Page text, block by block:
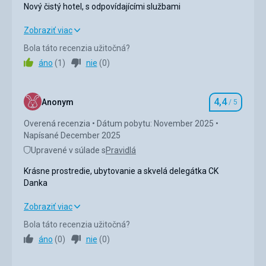
Nový čistý hotel, s odpovídajícími službami
Nový čistý hotel, s odpovídajícími službami
Strava
Okolie 5,0/ 5
Služby
Cena
Pláž
lehátek, ráno a večer čistili pláž a vodu u břehu, dokonalé
Strava
Celkově pestrá rozmanitá strava, dostačující výběr a
Zobraziť viac
Bola táto recenzia užitočná?
áno (1 ) nie (0)
Anonym Hodnotenie
4,4/ 5
Overená recenzia
Dátum pobytu: November 2025
Napísané December 2025
Upravené v súlade sPravidlá
Krásne prostredie, ubytovanie a skvelá delegátka CK
Danka
Krásne prostredie, ubytovanie a skvelá delegátka CK
Strava
Zobraziť viac
Bola táto recenzia užitočná?
áno (0) nie (0)